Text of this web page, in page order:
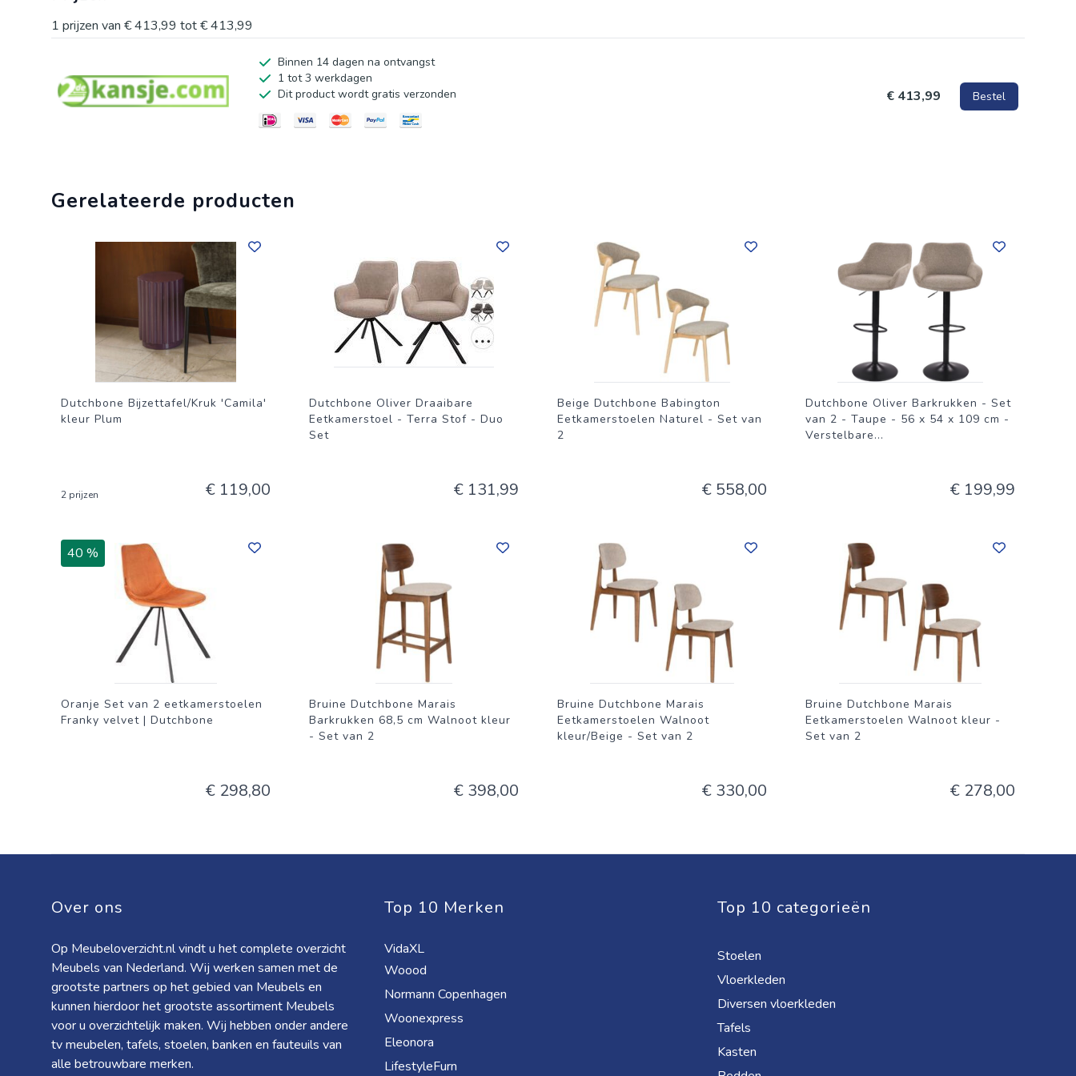
stoere baseballstiksels
1 prijzen van € 413,99 tot€ 413,99
Binnen 14 dagen na ontvangst
1 tot 3 werkdagen
Dit product wordt gratis verzonden
€ 413,99 Bestel
Gerelateerde producten
Dutchbone Bijzettafel/Kruk 'Camila'
kleur Plum
2 prijzen € 119,00
Dutchbone Oliver Draaibare
Eetkamerstoel - Terra Stof - Duo
Set
€ 131,99
Beige Dutchbone Babington
Eetkamerstoelen Naturel - Set van
2
€ 558,00
Dutchbone Oliver Barkrukken - Set
van 2 - Taupe - 56 x 54 x 109 cm -
Verstelbare...
€ 199,99
40 %
Oranje Set van 2 eetkamerstoelen
Franky velvet | Dutchbone
€ 298,80
Bruine Dutchbone Marais
Barkrukken 68,5 cm Walnoot kleur
- Set van 2
€ 398,00
Bruine Dutchbone Marais
Eetkamerstoelen Walnoot
kleur/Beige - Set van 2
€ 330,00
Bruine Dutchbone Marais
Eetkamerstoelen Walnoot kleur -
Set van 2
€ 278,00
Over ons
Op Meubeloverzicht.nl vindt u het complete overzicht
Meubels van Nederland. Wij werken samen met de
grootste partners op het gebied van Meubels en
kunnen hierdoor het grootste assortiment Meubels
voor u overzichtelijk maken. Wij hebben onder andere
tv meubelen, tafels, stoelen, banken en fauteuils van
alle betrouwbare merken.
Top 10 Merken
VidaXL
Woood
Normann Copenhagen
Woonexpress
Eleonora
LifestyleFurn
Top 10 categorieën
Stoelen
Vloerkleden
Diversen vloerkleden
Tafels
Kasten